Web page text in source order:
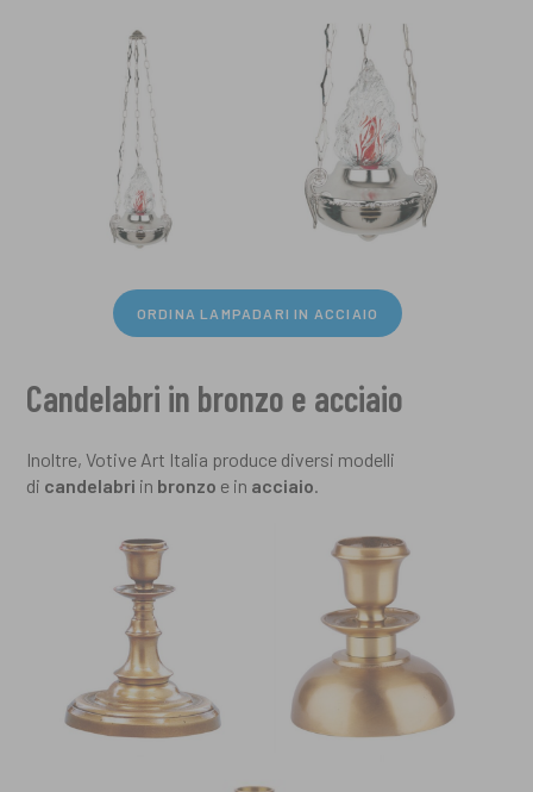
ORDINA LAMPADARI IN ACCIAIO
Candelabri in bronzo e acciaio
​Inoltre, Votive Art Italia produce diversi modelli
di candelabri in bronzo e in acciaio.